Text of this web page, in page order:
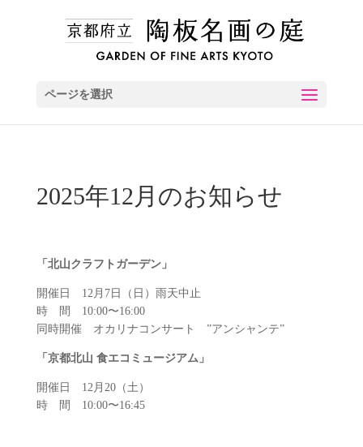
ページを選択
2025年12月のお知らせ
「北山クラフトガーデン」
開催日 12月7日（日）雨天中止
時 間 10:00〜16:00
同時開催 オカリナコンサート ”アンシャンテ”
「京都北山 食エコミュージアム」
開催日 12月20（土）
時 間 10:00〜16:45